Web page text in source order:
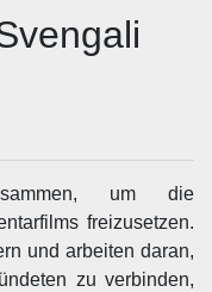
um die
freizusetzen.
und arbeiten daran,
zu verbinden,